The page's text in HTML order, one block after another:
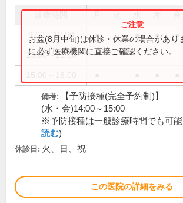
9:00～12:00 ● ● ● ●
13:00～16:00
お盆(8月中旬)は休診・休業の場合があり
に必ず医療機関に直接ご確認ください。
備考:
【予防接種(完全予約制)】
(水・金)14:00～15:00
※予防接種は一般診療時間でも可
読む)
休診日: 火、日、祝
この医院の詳細をみる